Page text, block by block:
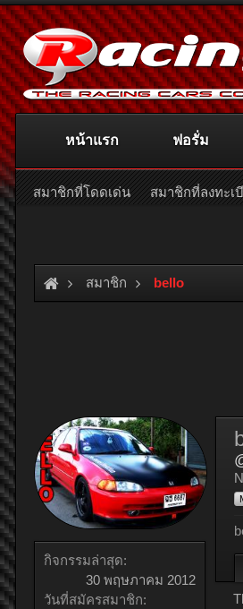
สมาชิก bello
กิจกรรมล่าสุด:
30 พฤษภาคม 2012
วันที่สมัครสมาชิก:
หน้าแรก ฟอรั่ม
สมาชิกที่โดดเด่น สมาชิกที่ลงทะเ